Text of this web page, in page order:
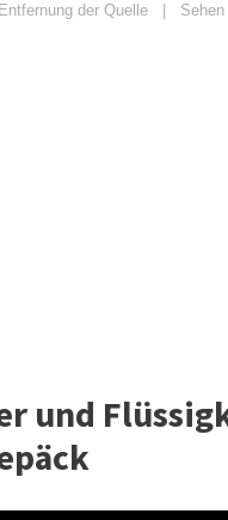
der Quelle
und